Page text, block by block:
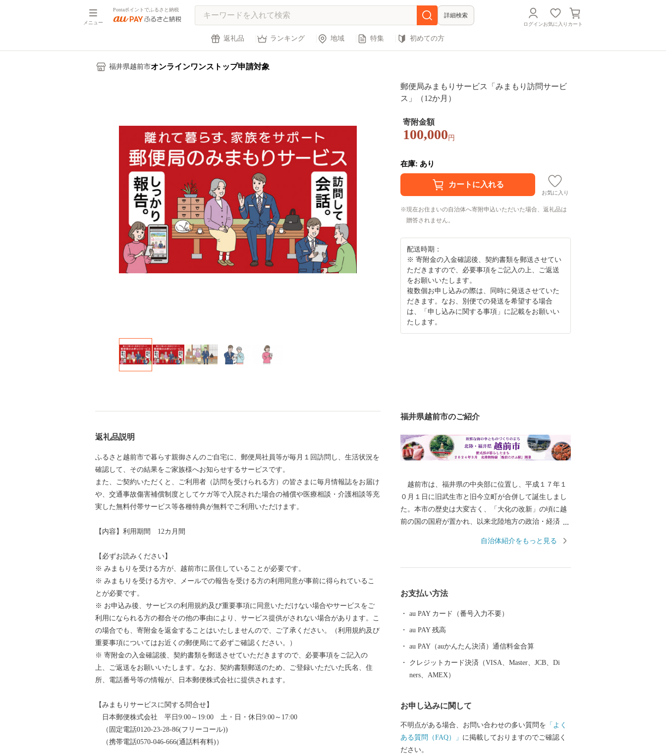
メニュー
Pontaポイントでふるさと納税
詳細検索
ログインお気に入り カート
返礼品 ランキング 地域 特集 初めての方
福井県越前市オンラインワンストップ申請対象
郵便局みまもりサービス「みまもり訪問サービ
ス」（12か月）
寄附金額
100,000 円
在庫: あり
お気に入り
現在お住まいの自治体へ寄附申込いただいた場合、返礼品は
贈答されません。
配送時期：
※ 寄附金の入金確認後、契約書類を郵送させてい
ただきますので、必要事項をご記入の上、ご返送
をお願いいたします。
複数個お申し込みの際は、同時に発送させていた
だきます。なお、別便での発送を希望する場合
は、「申し込みに関する事項」に記載をお願いい
たします。
返礼品説明
ふるさと越前市で暮らす親御さんのご自宅に、郵便局社員等が毎月１回訪問し、生活状況を
確認して、その結果をご家族様へお知らせするサービスです。
また、ご契約いただくと、ご利用者（訪問を受けられる方）の皆さまに毎月情報誌をお届け
や、交通事故傷害補償制度としてケガ等で入院された場合の補償や医療相談・介護相談等充
実した無料付帯サービス等各種特典が無料でご利用いただけます。
【内容】利用期間 12カ月間
【必ずお読みください】
※ みまもりを受ける方が、越前市に居住していることが必要です。
※ みまもりを受ける方や、メールでの報告を受ける方の利用同意が事前に得られているこ
とが必要です。
※ お申込み後、サービスの利用規約及び重要事項に同意いただけない場合やサービスをご
利用になられる方の都合その他の事由により、サービス提供がされない場合があります。こ
の場合でも、寄附金を返金することはいたしませんので、ご了承ください。（利用規約及び
重要事項についてはお近くの郵便局にて必ずご確認ください。）
※ 寄附金の入金確認後、契約書類を郵送させていただきますので、必要事項をご記入の
上、ご返送をお願いいたします。なお、契約書類郵送のため、ご登録いただいた氏名、住
所、電話番号等の情報が、日本郵便株式会社に提供されます。
【みまもりサービスに関する問合せ】
日本郵便株式会社 平日9:00～19:00 土・日・休日9:00～17:00
（固定電話0120-23-28-86(フリーコール))
（携帯電話0570-046-666(通話料有料)）
福井県越前市のご紹介
越前市は、福井県の中央部に位置し、平成１７年１
０月１日に旧武生市と旧今立町が合併して誕生しまし
た。本市の歴史は大変古く、「大化の改新」の頃に越
前の国の国府が置かれ、以来北陸地方の政治・経済・
氏物語」の作者である紫式部が生涯でただ一度、京の
術産業に至るまで幅広い産業が集積し、製造品出荷額
ど、美しい自然を誇る本市は、コウノトリをシンボル
に「生きものと共生する越前市」とし里地里山の保全
再生や環境調和型農業の推進しており、平成２７年９
ルサイトを公開しています。詳しくは、下記「住もっ
自治体紹介をもっと見る
お支払い方法
au PAY カード（番号入力不要）
au PAY 残高
au PAY（auかんたん決済）通信料金合算
クレジットカード決済（VISA、Master、JCB、Di
ners、AMEX）
お申し込みに関して
不明点がある場合、お問い合わせの多い質問を 「よく
ある質問（FAQ）」 に掲載しておりますのでご確認く
ださい。